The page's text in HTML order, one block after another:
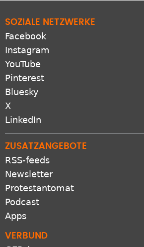
Facebook
Instagram
YouTube
Pinterest
Bluesky
X
LinkedIn
RSS-feeds
Newsletter
Protestantomat
Podcast
Apps
GEP.de